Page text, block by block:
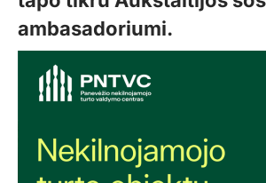
ambasadoriumi.